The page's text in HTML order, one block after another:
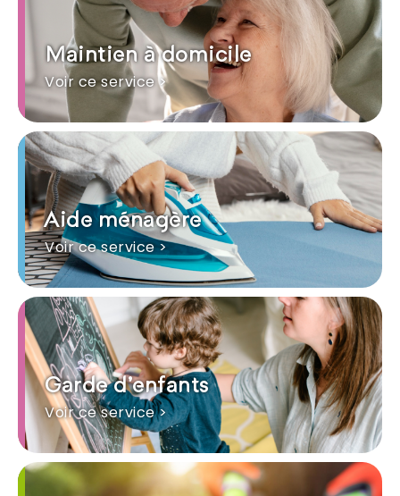
Maintien à domicile
Voir ce service >
Aide ménagère
Voir ce service >
Garde d'enfants
Voir ce service >